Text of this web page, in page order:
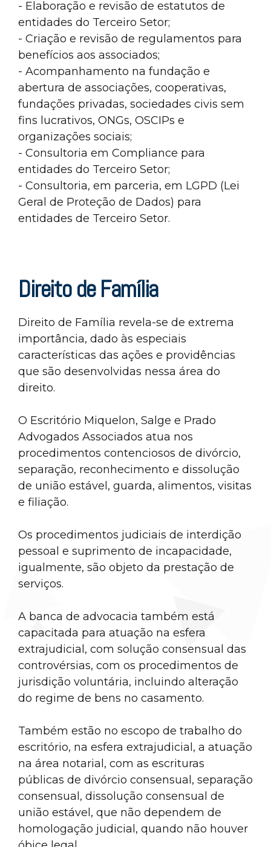
- Elaboração e revisão de estatutos de
entidades do Terceiro Setor;
- Criação e revisão de regulamentos para
benefícios aos associados;
- Acompanhamento na fundação e
abertura de associações, cooperativas,
fundações privadas, sociedades civis sem
fins lucrativos, ONGs, OSCIPs e
organizações sociais;
- Consultoria em Compliance para
entidades do Terceiro Setor;
- Consultoria, em parceria, em LGPD (Lei
Geral de Proteção de Dados) para
entidades de Terceiro Setor.
Direito de Família
Direito de Família revela-se de extrema
importância, dado às especiais
características das ações e providências
que são desenvolvidas nessa área do
direito.
O Escritório Miquelon, Salge e Prado
Advogados Associados atua nos
procedimentos contenciosos de divórcio,
separação, reconhecimento e dissolução
de união estável, guarda, alimentos, visitas
e filiação.
Os procedimentos judiciais de interdição
pessoal e suprimento de incapacidade,
igualmente, são objeto da prestação de
serviços.
A banca de advocacia também está
capacitada para atuação na esfera
extrajudicial, com solução consensual das
controvérsias, com os procedimentos de
jurisdição voluntária, incluindo alteração
do regime de bens no casamento.
Também estão no escopo de trabalho do
escritório, na esfera extrajudicial, a atuação
na área notarial, com as escrituras
públicas de divórcio consensual, separação
consensual, dissolução consensual de
união estável, que não dependem de
homologação judicial, quando não houver